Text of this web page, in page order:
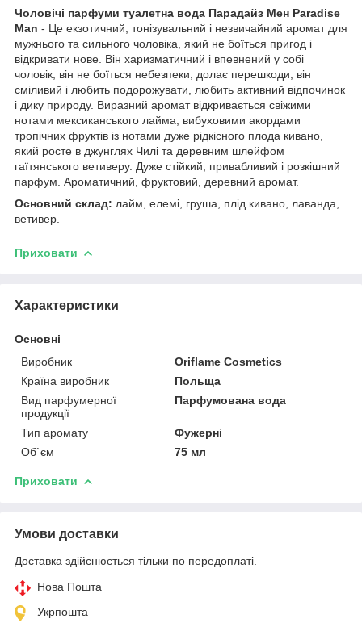
Чоловічі парфуми туалетна вода Парадайз Мен Paradise
Man - Це екзотичний, тонізувальний і незвичайний аромат для
мужнього та сильного чоловіка, який не боїться пригод і
відкривати нове. Він харизматичний і впевнений у собі
чоловік, він не боїться небезпеки, долає перешкоди, він
сміливий і любить подорожувати, любить активний відпочинок
і дику природу. Виразний аромат відкривається свіжими
нотами мексиканського лайма, вибуховими акордами
тропічних фруктів із нотами дуже рідкісного плода кивано,
який росте в джунглях Чилі та деревним шлейфом
гаїтянського ветиверу. Дуже стійкий, привабливий і розкішний
парфум. Ароматичний, фруктовий, деревний аромат.
Основний склад: лайм, елемі, груша, плід кивано, лаванда,
ветивер.
Приховати
Характеристики
Основні
Виробник
Oriflame Cosmetics
Країна виробник
Польща
Вид парфумерної
продукції
Парфумована вода
Тип аромату
Фужерні
Об`єм
75 мл
Приховати
Умови доставки
Доставка здійснюється тільки по передоплаті.
Нова Пошта
Укрпошта